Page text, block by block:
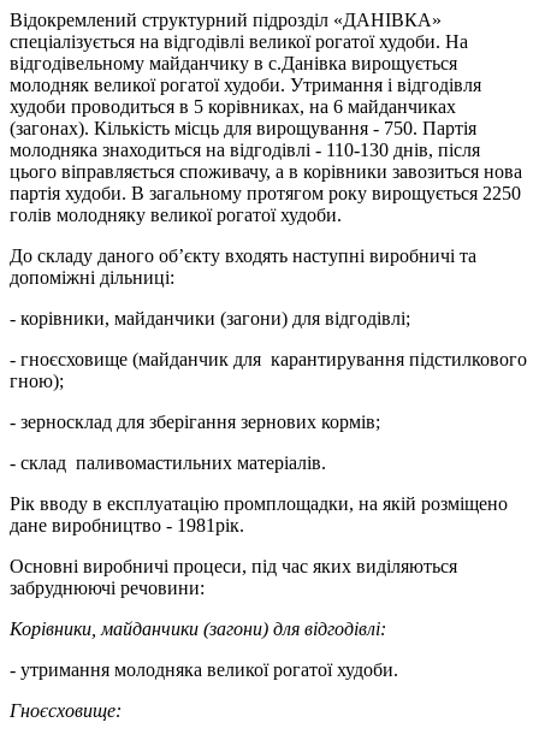
Відокремлений структурний підрозділ «ДАНІВКА»
спеціалізується на відгодівлі великої рогатої худоби. На
відгодівельному майданчику в с.Данівка вирощується
молодняк великої рогатої худоби. Утримання і відгодівля
худоби проводиться в 5 корівниках, на 6 майданчиках
(загонах). Кількість місць для вирощування - 750. Партія
молодняка знаходиться на відгодівлі - 110-130 днів, після
цього віправляється споживачу, а в корівники завозиться нова
партія худоби. В загальному протягом року вирощується 2250
голів молодняку великої рогатої худоби.
До складу даного об’єкту входять наступні виробничі та
допоміжні дільниці:
- корівники, майданчики (загони) для відгодівлі;
- гноєсховище (майданчик для карантирування підстилкового
гною);
- зерносклад для зберігання зернових кормів;
- склад паливомастильних матеріалів.
Рік вводу в експлуатацію промплощадки, на якій розміщено
дане виробництво - 1981рік.
Основні виробничі процеси, під час яких виділяються
забруднюючі речовини:
Корівники майданчики (загони) для відгодівлі:
- утримання молодняка великої рогатої худоби.
Гноєсховище: